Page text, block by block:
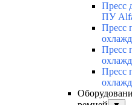
Пресс
ПУ
Пресс
Пресс
Пресс